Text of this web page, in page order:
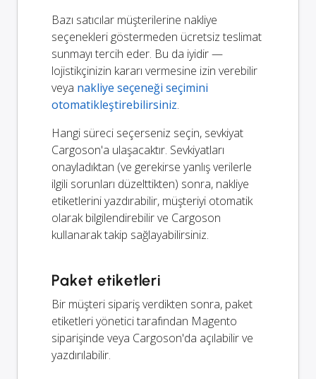
Bazı satıcılar müşterilerine nakliye
seçenekleri göstermeden ücretsiz teslimat
sunmayı tercih eder. Bu da iyidir —
lojistikçinizin kararı vermesine izin verebilir
veya nakliye seçeneği seçimini
otomatikleştirebilirsiniz.
Hangi süreci seçerseniz seçin, sevkiyat
Cargoson'a ulaşacaktır. Sevkiyatları
onayladıktan (ve gerekirse yanlış verilerle
ilgili sorunları düzelttikten) sonra, nakliye
etiketlerini yazdırabilir, müşteriyi otomatik
olarak bilgilendirebilir ve Cargoson
kullanarak takip sağlayabilirsiniz.
Paket etiketleri
Bir müşteri sipariş verdikten sonra, paket
etiketleri yönetici tarafından Magento
siparişinde veya Cargoson'da açılabilir ve
yazdırılabilir.